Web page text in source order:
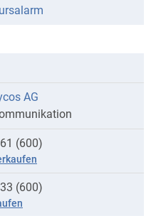
AG
(600)
(600)